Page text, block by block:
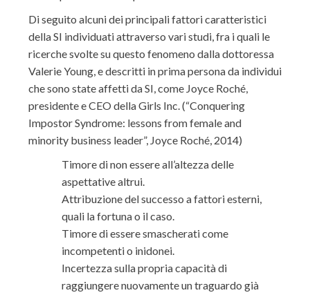
Di seguito alcuni dei principali fattori caratteristici
della SI individuati attraverso vari studi, fra i quali le
ricerche svolte su questo fenomeno dalla dottoressa
Valerie Young, e descritti in prima persona da individui
che sono state affetti da SI, come Joyce Roché,
presidente e CEO della Girls Inc. (“Conquering
Impostor Syndrome: lessons from female and
minority business leader”, Joyce Roché, 2014)
Timore di non essere all’altezza delle
aspettative altrui.
Attribuzione del successo a fattori esterni,
quali la fortuna o il caso.
Timore di essere smascherati come
incompetenti o inidonei.
Incertezza sulla propria capacità di
raggiungere nuovamente un traguardo già